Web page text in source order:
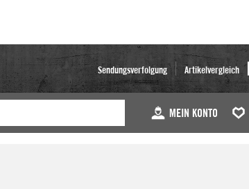
Sendungsverfolgung Artikelvergleich
MEIN KONTO